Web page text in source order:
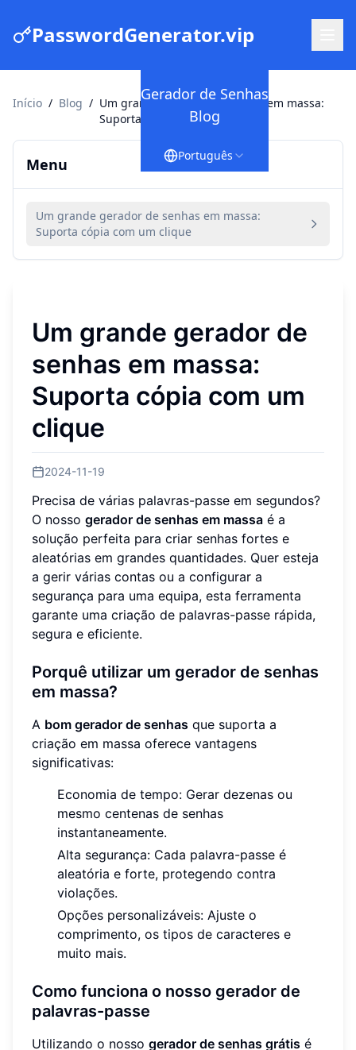
PasswordGenerator.vip
Gerador de Senhas
Blog
Português
Início / Blog / Um grande gerador de senhas em massa:
Suporta cópia com um clique
Menu
Um grande gerador de senhas em massa:
Suporta cópia com um clique
Um grande gerador de
senhas em massa:
Suporta cópia com um
clique
2024-11-19
Precisa de várias palavras-passe em segundos?
O nosso gerador de senhas em massa é a
solução perfeita para criar senhas fortes e
aleatórias em grandes quantidades. Quer esteja
a gerir várias contas ou a configurar a
segurança para uma equipa, esta ferramenta
garante uma criação de palavras-passe rápida,
segura e eficiente.
Porquê utilizar um gerador de senhas
em massa?
A bom gerador de senhas que suporta a
criação em massa oferece vantagens
significativas:
Economia de tempo: Gerar dezenas ou
mesmo centenas de senhas
instantaneamente.
Alta segurança: Cada palavra-passe é
aleatória e forte, protegendo contra
violações.
Opções personalizáveis: Ajuste o
comprimento, os tipos de caracteres e
muito mais.
Como funciona o nosso gerador de
palavras-passe
Utilizando o nosso gerador de senhas grátis é